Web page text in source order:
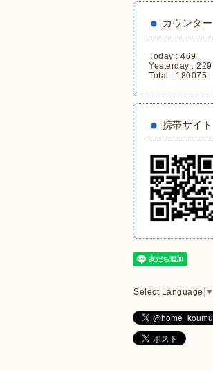
カウンター
Today : 469
Yesterday : 229
Total : 180075
携帯サイト
Select Language ▼